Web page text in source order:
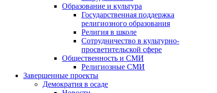
Образование и культура
Государственная поддержка
религиозного образования
Религия в школе
Сотрудничество в культурно-
просветительской сфере
Общественность и СМИ
Религиозные СМИ
Завершенные проекты
Демократия в осаде